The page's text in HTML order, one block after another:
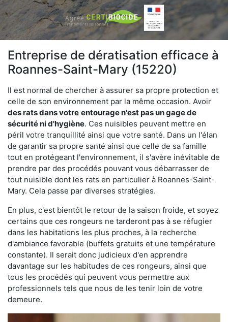
Entreprise de dératisation efficace à
Roannes-Saint-Mary (15220)
Il est normal de chercher à assurer sa propre protection et
celle de son environnement par la même occasion. Avoir
des rats dans votre entourage n'est pas un gage de
sécurité ni d'hygiène. Ces nuisibles peuvent mettre en
péril votre tranquillité ainsi que votre santé. Dans un l'élan
de garantir sa propre santé ainsi que celle de sa famille
tout en protégeant l'environnement, il s'avère inévitable de
prendre par des procédés pouvant vous débarrasser de
tout nuisible dont les rats en particulier à Roannes-Saint-
Mary. Cela passe par diverses stratégies.
En plus, c'est bientôt le retour de la saison froide, et soyez
certains que ces rongeurs ne tarderont pas à se réfugier
dans les habitations les plus proches, à la recherche
d'ambiance favorable (buffets gratuits et une température
constante). Il serait donc judicieux d'en apprendre
davantage sur les habitudes de ces rongeurs, ainsi que
tous les procédés qui peuvent vous permettre aux
professionnels tels que nous de les tenir loin de votre
demeure.